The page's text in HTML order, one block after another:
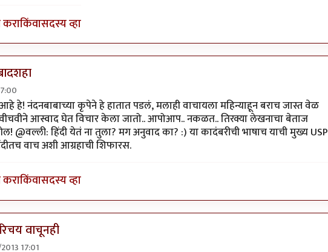
किंवासदस्य व्हा
नंदनबाबाच्या कृपेने हे हातात पडलं, मलाही वाचायला महिन्याहून बराच जास्त वेळ
आस्वाद घेत विचार केला जातो.. आपोआप.. नकळत.. तिरक्या लेखनाचा बेताज
@वल्ली: हिंदी येतं ना तुला? मग अनुवाद का? :) या कादंबरीची भाषाच याची मुख्य USP
वाच अशी आग्रहाची शिफारस.
किंवासदस्य व्हा
वाचूनही
17:01